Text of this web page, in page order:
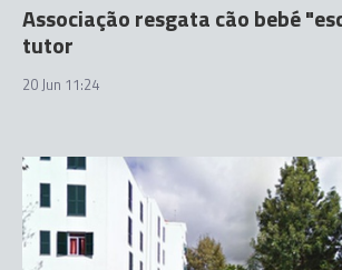
Associação resgata cão bebé
tutor
20 Jun 11:24